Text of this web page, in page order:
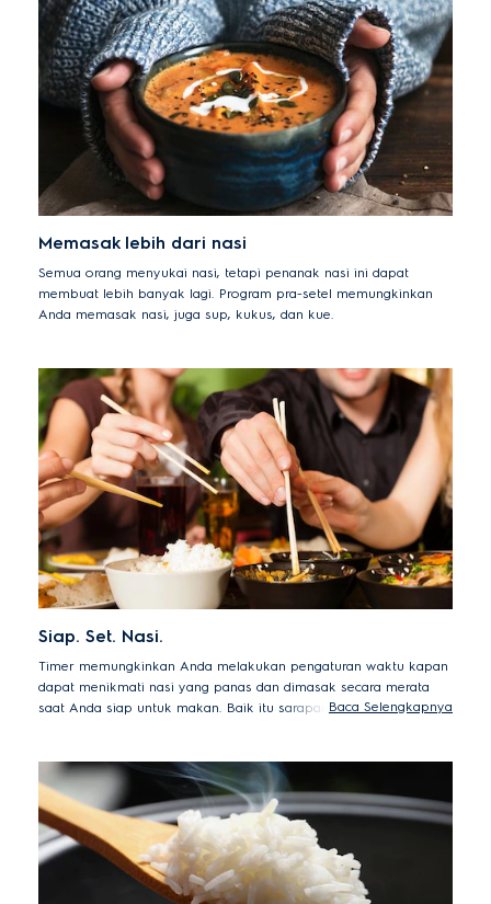
Memasak lebih dari nasi
Semua orang menyukai nasi, tetapi penanak nasi ini dapat
membuat lebih banyak lagi. Program pra-setel memungkinkan
Anda memasak nasi, juga sup, kukus, dan kue.
Siap. Set. Nasi.
Timer memungkinkan Anda melakukan pengaturan waktu kapan
dapat menikmati nasi yang panas dan dimasak secara merata
saat Anda siap untuk makan. Baik itu sarapan, makan siang,
Baca Selengkapnya